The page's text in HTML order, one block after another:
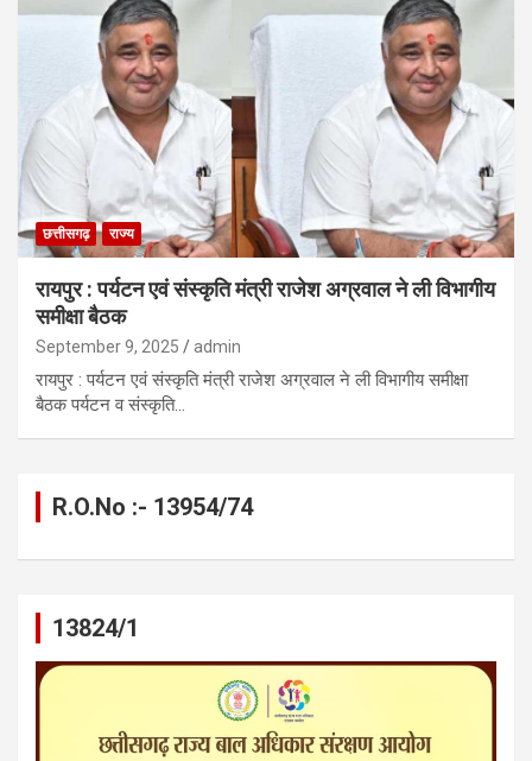
छत्तीसगढ़ राज्य
रायपुर : पर्यटन एवं संस्कृति मंत्री राजेश अग्रवाल ने ली विभागीय
समीक्षा बैठक
September 9, 2025 admin
रायपुर : पर्यटन एवं संस्कृति मंत्री राजेश अग्रवाल ने ली विभागीय समीक्षा
बैठक पर्यटन व संस्कृति…
R.O.No :- 13954/74
13824/1